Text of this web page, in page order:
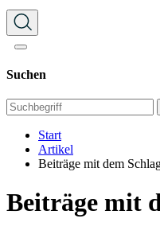
Suchen
Start
Artikel
Beiträge mit dem
Beiträge mit